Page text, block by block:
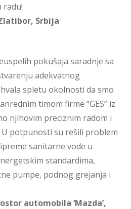
radu!
Srbija
pokušaja saradnje sa
adekvatnog
spletu okolnosti da smo
timom firme “GES” iz
njihovim preciznim radom i
potpunosti su rešili problem
sanitarne vode u
standardima,
pumpe, podnog grejanja i
automobila ‘Mazda’,